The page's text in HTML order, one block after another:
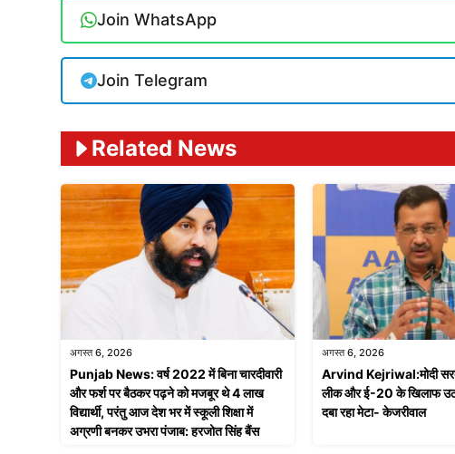
Join WhatsApp
Join Telegram
Related News
अगस्त 6, 2026
Punjab News: वर्ष 2022 में बिना चारदीवारी
और फर्श पर बैठकर पढ़ने को मजबूर थे 4 लाख
विद्यार्थी, परंतु आज देश भर में स्कूली शिक्षा में
अग्रणी बनकर उभरा पंजाब: हरजोत सिंह बैंस
अगस्त 6, 2026
Arvind Kejriwal:मोदी
लीक और ई-20 के खिलाफ उठ
दबा रहा मेटा- केजरीवाल